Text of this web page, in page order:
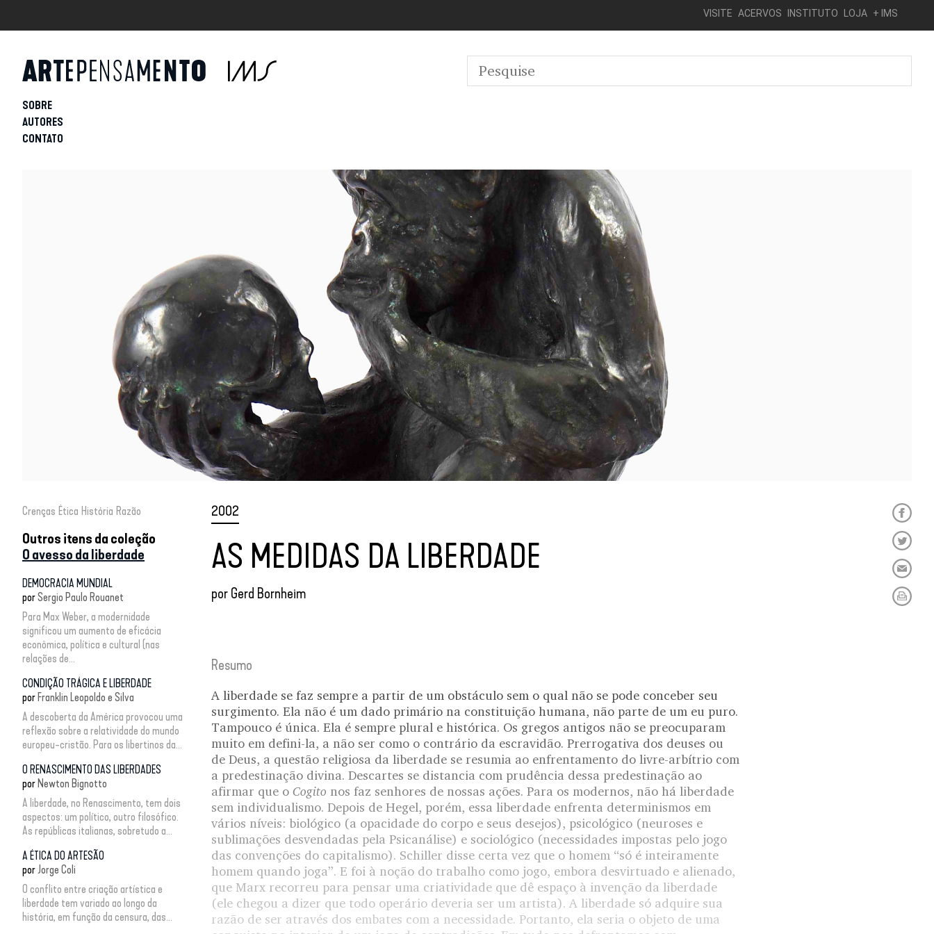
VISITE ACERVOS INSTITUTO LOJA + IMS
SOBRE
AUTORES
CONTATO
Crenças Ética História Razão
Outros itens da coleção
O avesso da liberdade
DEMOCRACIA MUNDIAL
porSergio Paulo Rouanet
Para Max Weber, a modernidade
significou um aumento de eficácia
econômica, política e cultural (nas
relações de...
CONDIÇÃO TRÁGICA E LIBERDADE
por Franklin Leopoldo e Silva
A descoberta da América provocou uma
reflexão sobre a relatividade do mundo
europeu-cristão. Para os libertinos da...
O RENASCIMENTO DAS LIBERDADES
por Newton Bignotto
A liberdade, no Renascimento, tem dois
aspectos: um político, outro filosófico.
As repúblicas italianas, sobretudo a...
A ÉTICA DO ARTESÃO
por Jorge Coli
O conflito entre criação artística e
liberdade tem variado ao longo da
história, em função da censura, das...
2002
AS MEDIDAS DA LIBERDADE
por Gerd Bornheim
Resumo
A liberdade se faz sempre a partir de um obstáculo sem o qual não se pode conceber seu
surgimento. Ela não é um dado primário na constituição humana, não parte de um eu puro.
Tampouco é única. Ela é sempre plural e histórica. Os gregos antigos não se preocuparam
muito em defini-la, a não ser como o contrário da escravidão. Prerrogativa dos deuses ou
de Deus, a questão religiosa da liberdade se resumia ao enfrentamento do livre-arbítrio com
a predestinação divina. Descartes se distancia com prudência dessa predestinação ao
afirmar que o Cogito nos faz senhores de nossas ações. Para os modernos, não há liberdade
sem individualismo. Depois de Hegel, porém, essa liberdade enfrenta determinismos em
vários níveis: biológico (a opacidade do corpo e seus desejos), psicológico (neuroses e
sublimações desvendadas pela Psicanálise) e sociológico (necessidades impostas pelo jogo
das convenções do capitalismo). Schiller disse certa vez que o homem “só é inteiramente
homem quando joga”. E foi à noção do trabalho como jogo, embora desvirtuado e alienado,
que Marx recorreu para pensar uma criatividade que dê espaço à invenção da liberdade
(ele chegou a dizer que todo operário deveria ser um artista). A liberdade só adquire sua
razão de ser através dos embates com a necessidade. Portanto, ela seria o objeto de uma